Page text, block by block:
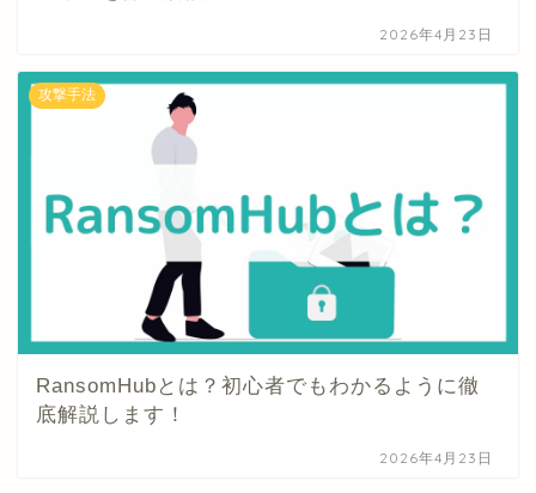
2026年4月23日
攻撃手法
RansomHubとは？初心者でもわかるように徹
底解説します！
2026年4月23日